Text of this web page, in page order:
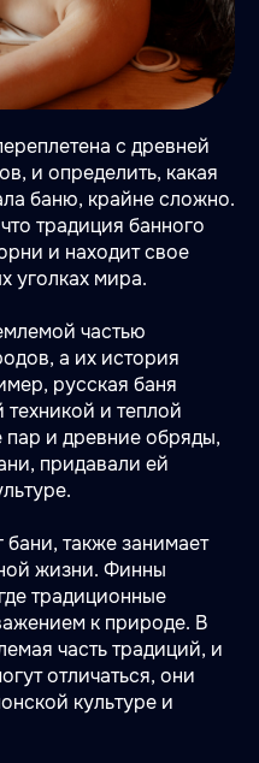
с древней
и определить, какая
баню, крайне сложно.
традиция банного
и находит свое
уголках мира.
частью
а их история
русская баня
и теплой
и древние обряды,
придавали ей
также занимает
жизни. Финны
традиционные
к природе. В
часть традиций, и
отличаться, они
культуре и